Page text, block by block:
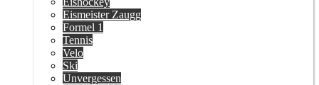
Eismeister Zaugg
Formel 1
Tennis
Velo
Ski
Unvergessen